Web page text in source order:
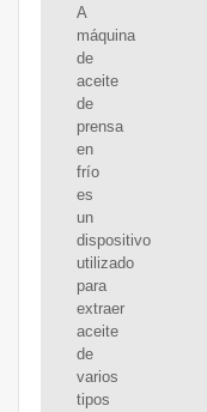
A
máquina
de
aceite
de
prensa
en
frío
es
un
dispositivo
utilizado
para
extraer
aceite
de
varios
tipos